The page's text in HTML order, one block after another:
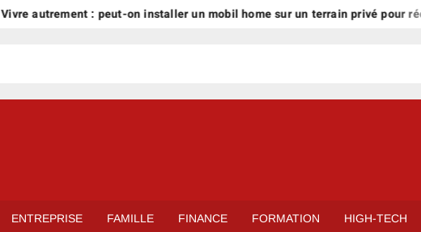
Vivre autrement : peut-on installer un mobil home sur un terrain privé pour
ENTREPRISE FAMILLE FINANCE FORMATION HIGH-TECH